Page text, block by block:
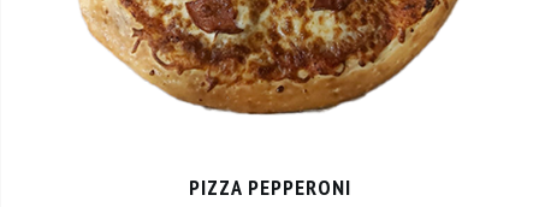
PIZZA PEPPERONI